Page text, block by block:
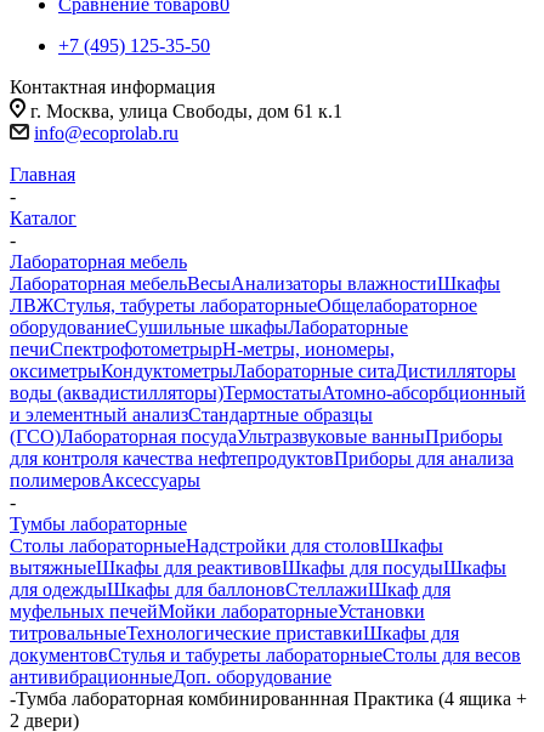
+7 (495) 125-35-50
Контактная информация
г. Москва, улица Свободы, дом 61 к.1
info@ecoprolab.ru
Главная
-
Каталог
-
Лабораторная мебель
Лабораторная мебельВесыАнализаторы влажностиШкафы
ЛВЖСтулья, табуреты лабораторныеОбщелабораторное
оборудованиеСушильные шкафыЛабораторные
печиСпектрофотометрыpH-метры, иономеры,
оксиметрыКондуктометрыЛабораторные ситаДистилляторы
воды (аквадистилляторы)ТермостатыАтомно-абсорбционный
и элементный анализСтандартные образцы
(ГСО)Лабораторная посудаУльтразвуковые ванныПриборы
для контроля качества нефтепродуктовПриборы для анализа
полимеровАксессуары
-
Тумбы лабораторные
Столы лабораторныеНадстройки для столовШкафы
вытяжныеШкафы для реактивовШкафы для посудыШкафы
для одеждыШкафы для баллоновСтеллажиШкаф для
муфельных печейМойки лабораторныеУстановки
титровальныеТехнологические приставкиШкафы для
документовСтулья и табуреты лабораторныеСтолы для весов
антивибрационныеДоп. оборудование
-Тумба лабораторная комбинированнная Практика (4 ящика +
2 двери)